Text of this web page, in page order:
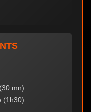
mn)
(1h30)